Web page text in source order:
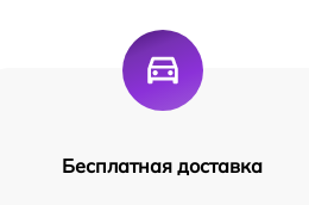
Бесплатная доставка